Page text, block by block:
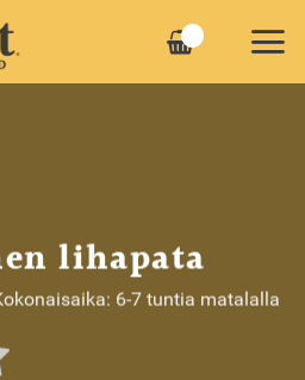
lihapata
6-7 tuntia matalalla